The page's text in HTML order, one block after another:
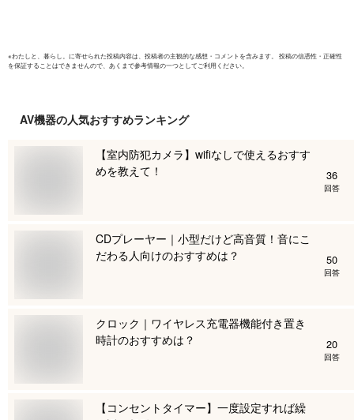
※わたしと、暮らし。 に寄せられた投稿内容は、投稿者の主観的な感想・コメントを含みます。 投稿の信憑性・正確性
を保証することはできませんので、あくまで参考情報の一つとしてご利用ください。
AV機器の人気おすすめランキング
【室内防犯カメラ】wifiなしで使えるおすす
めを教えて！
36
回答
CDプレーヤー｜小型だけど高音質！音にこ
だわる人向けのおすすめは？
50
回答
クロック｜ワイヤレス充電器機能付き置き
時計のおすすめは？
20
回答
【コンセントタイマー】一度設定すれば繰